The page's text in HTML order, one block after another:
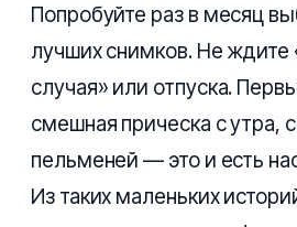
Попробуйте раз в месяц
лучших снимков. Не ждите
случая» или отпуска.
смешная прическа с утра,
пельменей — это и есть
Из таких маленьких